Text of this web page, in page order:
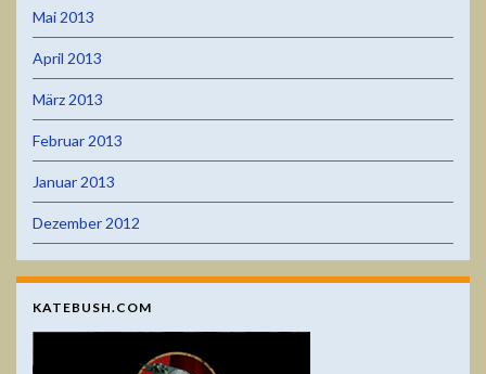
Mai 2013
April 2013
März 2013
Februar 2013
Januar 2013
Dezember 2012
KATEBUSH.COM